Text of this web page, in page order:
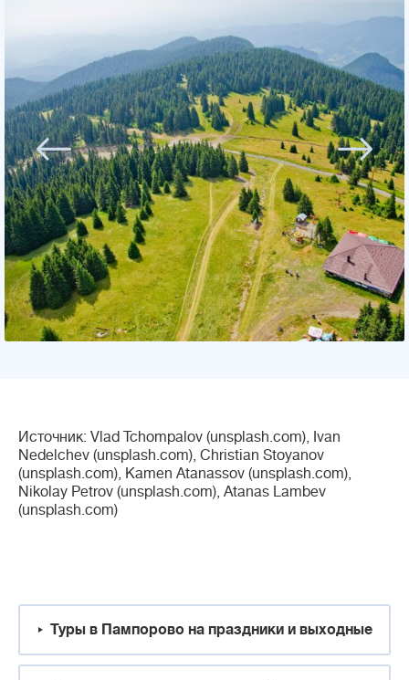
Источник: Vlad Tchompalov (unsplash.com), Ivan
Nedelchev (unsplash.com), Christian Stoyanov
(unsplash.com), Kamen Atanassov (unsplash.com),
Nikolay Petrov (unsplash.com), Atanas Lambev
(unsplash.com)
Туры в Пампорово на праздники и выходные